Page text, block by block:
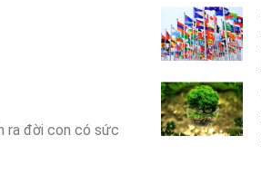
ra đời con có sức